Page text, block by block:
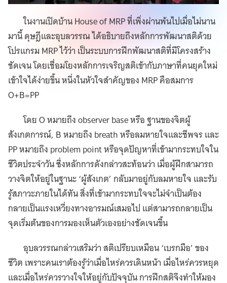
ในงานเปิดบ้าน House of MRP ที่เพิ่งผ่านพ้นไปเมื่อไม่นาน
มานี้ ดุษฎีและอุบลวรรณ ได้อธิบายถึงหลักการพัฒนาสติด้วย
โปรแกรม MRP ไว้ว่า เป็นระบบการฝึกพัฒนาสติที่มีโครงสร้าง
ชัดเจน โดยเชื่อมโยงหลักการเจริญสติเข้ากับภาษาที่คนยุคใหม่
เข้าใจได้ง่ายขึ้น หนึ่งในหัวใจสำคัญของ MRP คือสมการ
O+B=PP
โดย O หมายถึง observer base หรือ ฐานของจิตผู้
สังเกตการณ์, B หมายถึง breath หรือลมหายใจและชีพจร และ
PP หมายถึง problem point หรือจุดปัญหาที่เข้ามากระทบใจใน
ชีวิตประจำวัน ซึ่งหลักการดังกล่าวสะท้อนว่า เมื่อผู้ฝึกสามารถ
วางจิตให้อยู่ในฐานะ ‘ผู้สังเกต’ กลับมาอยู่กับลมหายใจ และรับ
รู้สภาวะภายในได้ทัน สิ่งที่เข้ามากระทบใจจะไม่จำเป็นต้อง
กลายเป็นแรงเหวี่ยงทางอารมณ์เสมอไป แต่สามารถกลายเป็น
จุดเริ่มต้นของการมองเห็นตัวเองอย่างชัดเจนขึ้น
อุบลวรรณกล่าวเสริมว่า สติเปรียบเหมือน ‘เบรกมือ’ ของ
ชีวิต เพราะคนเราต้องรู้ว่าเมื่อไหร่ควรเดินหน้า เมื่อไหร่ควรหยุด
และเมื่อไหร่ควรวางใจให้อยู่กับปัจจุบัน การฝึกสติจึงทำให้มอง